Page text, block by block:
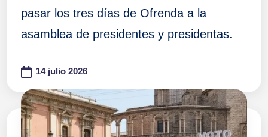
pasar los tres días de Ofrenda a la
asamblea de presidentes y presidentas.
14 julio 2026